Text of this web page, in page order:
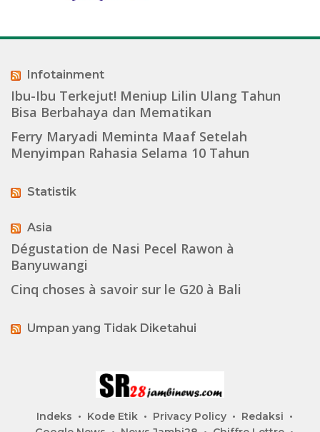
Infotainment
Ibu-Ibu Terkejut! Meniup Lilin Ulang Tahun
Bisa Berbahaya dan Mematikan
Ferry Maryadi Meminta Maaf Setelah
Menyimpan Rahasia Selama 10 Tahun
Statistik
Asia
Dégustation de Nasi Pecel Rawon à
Banyuwangi
Cinq choses à savoir sur le G20 à Bali
Umpan yang Tidak Diketahui
Indeks Kode Etik Privacy Policy
Redaksi